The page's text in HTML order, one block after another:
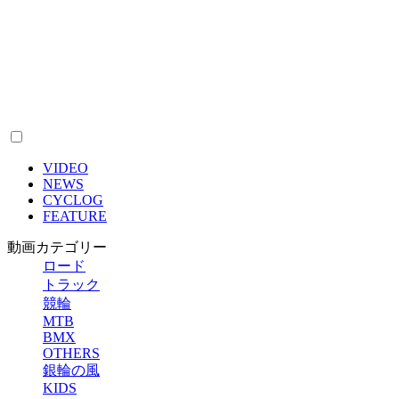
VIDEO
NEWS
CYCLOG
FEATURE
動画カテゴリー
ロード
トラック
競輪
MTB
BMX
OTHERS
銀輪の風
KIDS